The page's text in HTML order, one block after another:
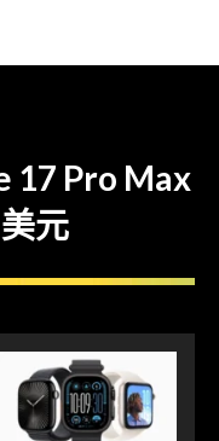
17 Pro Max
元